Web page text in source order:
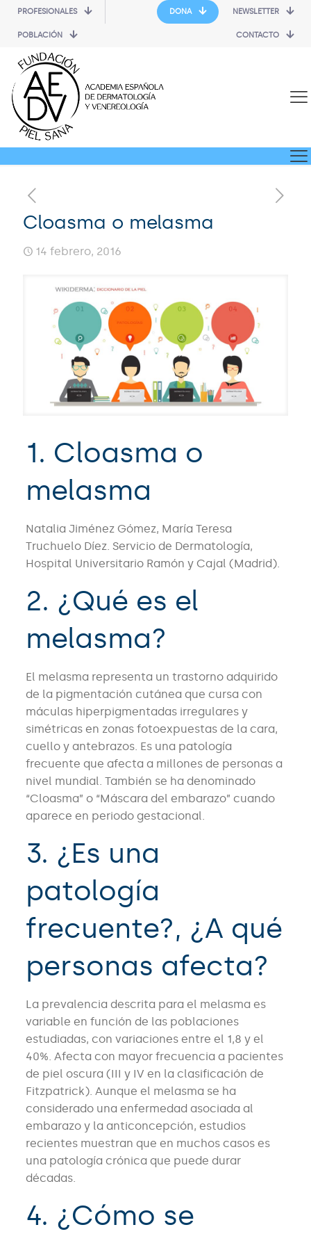
PROFESIONALES
POBLACIÓN
DONA NEWSLETTER
CONTACTO
Cloasma o melasma
14 febrero, 2016
1. Cloasma o
melasma
Natalia Jiménez Gómez, María Teresa
Truchuelo Díez. Servicio de Dermatología,
Hospital Universitario Ramón y Cajal (Madrid).
2. ¿Qué es el
melasma?
El melasma representa un trastorno adquirido
de la pigmentación cutánea que cursa con
máculas hiperpigmentadas irregulares y
simétricas en zonas fotoexpuestas de la cara,
cuello y antebrazos. Es una patología
frecuente que afecta a millones de personas a
nivel mundial. También se ha denominado
“Cloasma” o “Máscara del embarazo” cuando
aparece en periodo gestacional.
3. ¿Es una
patología
frecuente?, ¿A qué
personas afecta?
La prevalencia descrita para el melasma es
variable en función de las poblaciones
estudiadas, con variaciones entre el 1,8 y el
40%. Afecta con mayor frecuencia a pacientes
de piel oscura (III y IV en la clasificación de
Fitzpatrick). Aunque el melasma se ha
considerado una enfermedad asociada al
embarazo y la anticoncepción, estudios
recientes muestran que en muchos casos es
una patología crónica que puede durar
décadas.
4. ¿Cómo se